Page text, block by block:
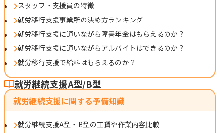
スタッフ・支援員の特徴
就労移行支援事業所の決め方ランキング
就労移行支援に通いながら障害年金はもらえるのか？
就労移行支援に通いながらアルバイトはできるのか？
就労移行支援で給料はもらえるのか？
就労継続支援A型/B型
就労継続支援に関する予備知識
就労継続支援A型・B型の工賃や作業内容比較